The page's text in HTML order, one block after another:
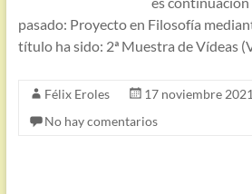
pasado: Proyecto en Filosofía
título ha sido: 2ª Muestra de Vídeas
Félix Eroles 17 noviembre 2021
No hay comentarios